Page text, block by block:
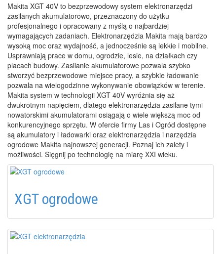
Makita XGT 40V to bezprzewodowy system elektronarzędzi
zasilanych akumulatorowo, przeznaczony do użytku
profesjonalnego i opracowany z myślą o najbardziej
wymagających zadaniach. Elektronarzędzia Makita mają bardzo
wysoką moc oraz wydajność, a jednocześnie są lekkie i mobilne.
Usprawniają prace w domu, ogrodzie, lesie, na działkach czy
placach budowy. Zasilanie akumulatorowe pozwala szybko
stworzyć bezprzewodowe miejsce pracy, a szybkie ładowanie
pozwala na wielogodzinne wykonywanie obowiązków w terenie.
Makita system w technologii XGT 40V wyróżnia się aż
dwukrotnym napięciem, dlatego elektronarzędzia zasilane tymi
nowatorskimi akumulatorami osiągają o wiele większą moc od
konkurencyjnego sprzętu. W ofercie firmy Las i Ogród dostępne
są akumulatory i ładowarki oraz elektronarzędzia i narzędzia
ogrodowe Makita najnowszej generacji. Poznaj ich zalety i
możliwości. Sięgnij po technologię na miarę XXI wieku.
XGT ogrodowe